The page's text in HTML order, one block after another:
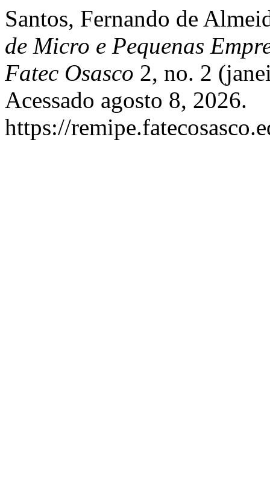
Santos, Fernando de
de Micro e Pequenas
Fatec Osasco 2, no. 2
Acessado agosto 8, 2026.
https://